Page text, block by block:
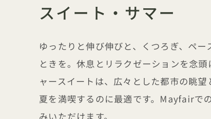
スイート・サマー
ゆったりと伸び伸びと、くつろぎ、ペ
ときを。休息とリラクゼーションを念
ャースイートは、広々とした都市の眺
夏を満喫するのに最適です。Mayfairで
みいただけます。